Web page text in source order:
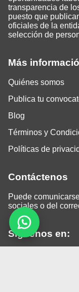
Más
Quiénes somos
Publica tu
Blog
Términos y
Políticas de
Contáctenos
Puede
sociales o del
Siguenos en:
transparencia de
puesto que
oficiales de la
selección de